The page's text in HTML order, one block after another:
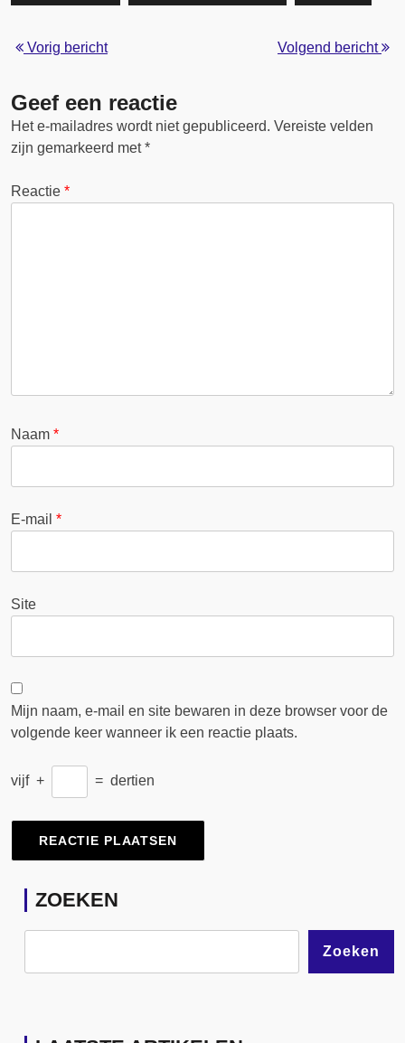
Vorig bericht Volgend bericht
Geef een reactie
Het e-mailadres wordt niet gepubliceerd. Vereiste velden
zijn gemarkeerd met*
Reactie *
Naam *
E-mail *
Site
Mijn naam, e-mail en site bewaren in deze browser voor de
volgende keer wanneer ik een reactie plaats.
vijf + = dertien
ZOEKEN
Zoeken